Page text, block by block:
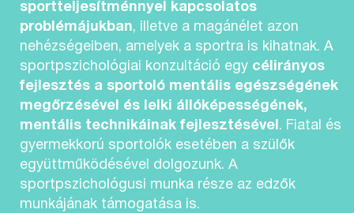
sportteljesítménnyel kapcsolatos
problémájukban, illetve a magánélet azon
nehézségeiben, amelyek a sportra is kihatnak. A
sportpszichológiai konzultáció egy célirányos
fejlesztés a sportoló mentális egészségének
megőrzésével és lelki állóképességének,
mentális technikáinak fejlesztésével . Fiatal és
gyermekkorú sportolók esetében a szülők
együttműködésével dolgozunk. A
sportpszichológusi munka része az edzők
munkájának támogatása is.